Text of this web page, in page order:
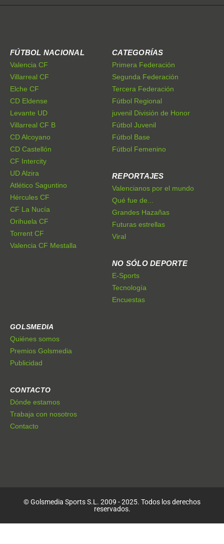
FÚTBOL NACIONAL
Valencia CF
Villarreal CF
Elche CF
CD Eldense
Levante UD
Villarreal CF B
CD Alcoyano
CD Castellón
CF Intercity
UD Alzira
Atlético Saguntino
Hércules CF
CF La Nucía
Orihuela CF
Torrent CF
Valencia CF Mestalla
CATEGORÍAS
Primera Federación
Segunda Federación
Tercera Federación
Fútbol Regional
juvenil División de Honor
Fútbol Juvenil
Fútbol Base
Fútbol Femenino
REPORTAJES
Valencianos por el mundo
Qué fue de...
Grandes Hazañas
Futuras estrellas
Viral
NO SÓLO DEPORTE
E-Sports
Tecnología
Encuestas
GOLSMEDIA
Quiénes somos
Premios Golsmedia
Publicidad
CONTACTO
Dónde estamos
Trabaja con nosotros
Contacto
© Golsmedia Sports S.L. 2009 - 2025. Todos los derechos
reservados.